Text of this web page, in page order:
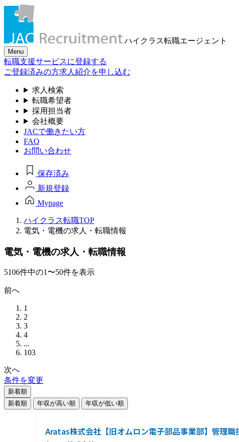
ハイクラス転職エージェント
Menu
転職支援サービスに登録する
ご登録済みの方求人紹介を申し込む
求人検索
転職希望者
採用担当者
会社概要
JACで働きたい方
FAQ
お問い合わせ
保存済み
新規登録
Mypage
ハイクラス転職TOP
電気・電機の求人・転職情報
電気・電機の求人・転職情報
5106件中の1〜50件を表示
前へ
1
2
3
4
...
103
次へ
条件を変更
新着順
新着順
年収が高い順 年収が低い順
Aratas株式会社【旧オムロン電子部品事業部】管理